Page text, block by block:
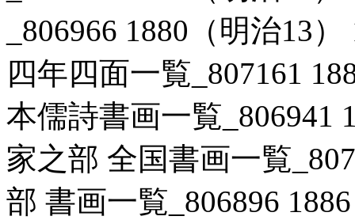
_806966 1880（明治13
四年四面一覧_807161
本儒詩書画一覧_806941
家之部 全国書画一覧
部 書画一覧_806896